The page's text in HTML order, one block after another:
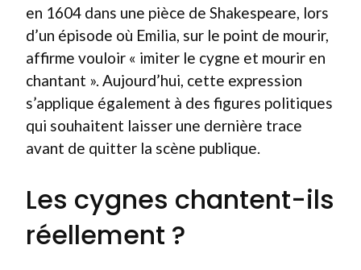
en 1604 dans une pièce de Shakespeare, lors
d’un épisode où Emilia, sur le point de mourir,
affirme vouloir « imiter le cygne et mourir en
chantant ». Aujourd’hui, cette expression
s’applique également à des figures politiques
qui souhaitent laisser une dernière trace
avant de quitter la scène publique.
Les cygnes chantent-ils
réellement ?